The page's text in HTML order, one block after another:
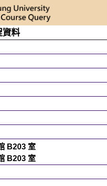
資料
B203 室
B203 室